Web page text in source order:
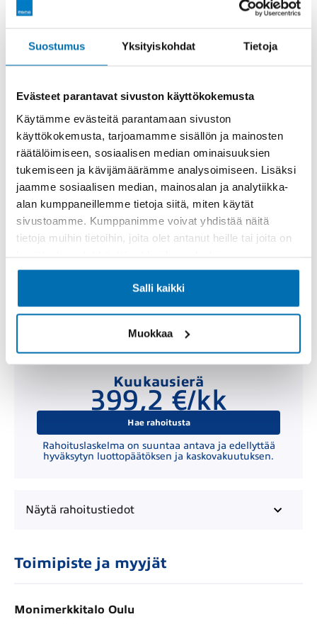
Suostumus Yksityiskohdat Tietoja
Evästeet parantavat sivuston käyttökokemusta
Käytämme evästeitä parantamaan sivuston
käyttökokemusta, tarjoamamme sisällön ja mainosten
räätälöimiseen, sosiaalisen median ominaisuuksien
tukemiseen ja kävijämäärämme analysoimiseen. Lisäksi
jaamme sosiaalisen median, mainosalan ja analytiikka-
alan kumppaneillemme tietoja siitä, miten käytät
sivustoamme. Kumppanimme voivat yhdistää näitä
tietoja muihin tietoihin, joita olet antanut heille tai joita on
Salli kaikki
Muokkaa
Rahoitusaika (kk)
Käsiraha tai vaihtoauto (€)
Kuukausierä
399,2 €/kk
Hae rahoitusta
Rahoituslaskelma on suuntaa antava ja edellyttää
hyväksytyn luottopäätöksen ja kaskovakuutuksen.
Näytä rahoitustiedot
Toimipiste ja myyjät
Monimerkkitalo Oulu